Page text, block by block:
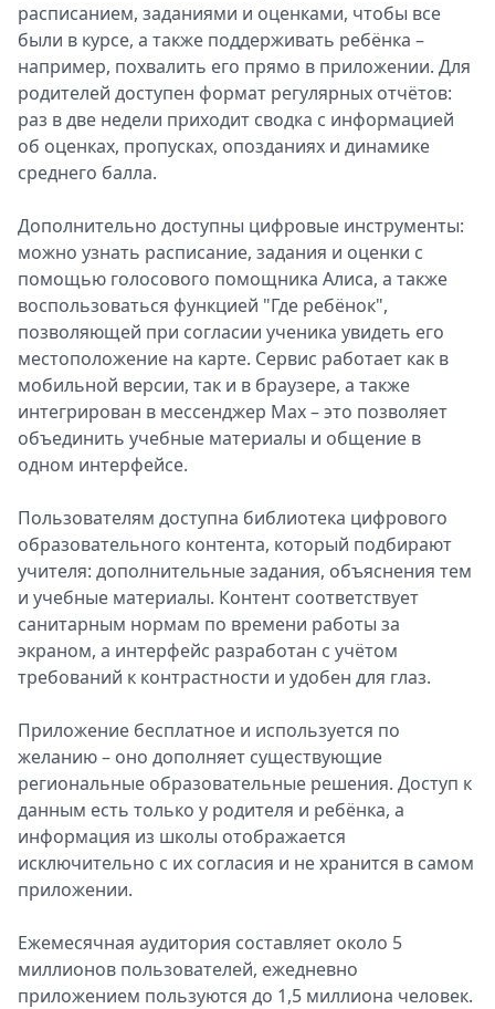
расписанием, заданиями и оценками, чтобы все
были в курсе, а также поддерживать ребёнка –
например, похвалить его прямо в приложении. Для
родителей доступен формат регулярных отчётов:
раз в две недели приходит сводка с информацией
об оценках, пропусках, опозданиях и динамике
среднего балла.
Дополнительно доступны цифровые инструменты:
можно узнать расписание, задания и оценки с
помощью голосового помощника Алиса, а также
воспользоваться функцией "Где ребёнок",
позволяющей при согласии ученика увидеть его
местоположение на карте. Сервис работает как в
мобильной версии, так и в браузере, а также
интегрирован в мессенджер Мах – это позволяет
объединить учебные материалы и общение в
одном интерфейсе.
Пользователям доступна библиотека цифрового
образовательного контента, который подбирают
учителя: дополнительные задания, объяснения тем
и учебные материалы. Контент соответствует
санитарным нормам по времени работы за
экраном, а интерфейс разработан с учётом
требований к контрастности и удобен для глаз.
Приложение бесплатное и используется по
желанию – оно дополняет существующие
региональные образовательные решения. Доступ к
данным есть только у родителя и ребёнка, а
информация из школы отображается
исключительно с их согласия и не хранится в самом
приложении.
Ежемесячная аудитория составляет около 5
миллионов пользователей, ежедневно
приложением пользуются до 1,5 миллиона человек.